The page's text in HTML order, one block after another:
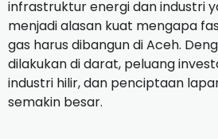
infrastruktur energi dan industri
menjadi alasan kuat mengapa
gas harus dibangun di Aceh.
dilakukan di darat, peluang
industri hilir, dan penciptaan
semakin besar.